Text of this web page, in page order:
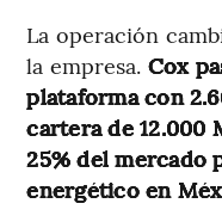
La operación
la empresa. Cox
plataforma con
cartera de 12.000
25% del mercado
energético en